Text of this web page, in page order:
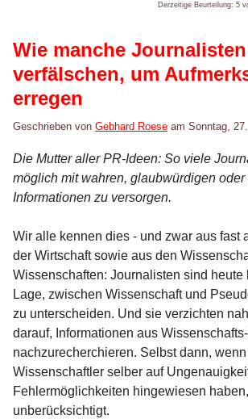
Derzeitige Beurteilung: 5
Wie manche
verfälschen, um
erregen
Geschrieben von Gebhard Roese am Sonntag,
Die Mutter aller PR-Ideen: So viele
möglich mit wahren, glaubwürdigen
Informationen zu versorgen.
Wir alle kennen dies - und zwar aus fast
der Wirtschaft sowie aus den
Wissenschaften: Journalisten sind heute
Lage, zwischen Wissenschaft und
zu unterscheiden. Und sie verzichten
darauf, Informationen aus
nachzurecherchieren. Selbst dann,
Wissenschaftler selber auf
Fehlermöglichkeiten hingewiesen
unberücksichtigt.